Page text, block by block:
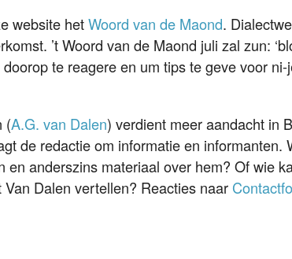
website hetWoord van de Maond.
’t Woord van de Maond juli zal zun:
te reagere en um tips te geve voor ni-
(A.G. van Dalen) verdient meer aandacht in
de redactie om informatie en informanten.
en anderszins materiaal over hem? Of wie
Dalen vertellen? Reacties naar